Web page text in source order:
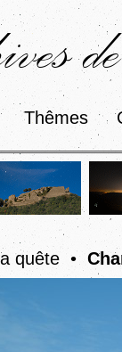
Thêmes
quête •